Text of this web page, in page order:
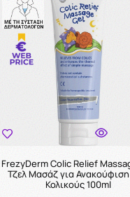
FrezyDerm Colic Relief
Τζελ Μασάζ για
Κολικούς 100ml